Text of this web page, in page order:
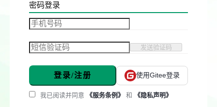
密码登录
发送验证码
登录/注册 使用Gitee登录
我已阅读并同意 《服务条例》 和 《隐私声明》